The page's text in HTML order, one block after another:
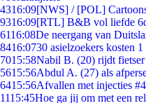
4316:09[NWS] / [POL]
9316:09[RTL] B&B vol liefde
6116:08De neergang van
8416:0730 asielzoekers kosten
7015:58Nabil B. (20) rijdt
5615:56Abdul A. (27) als
6415:56Afvallen met injecties #4
1115:45Hoe ga jij om met een